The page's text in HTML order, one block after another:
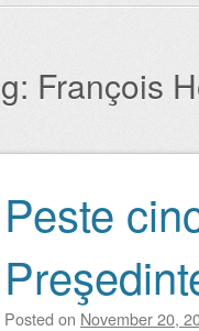
François
navigation
Peste
Posted on November 20,